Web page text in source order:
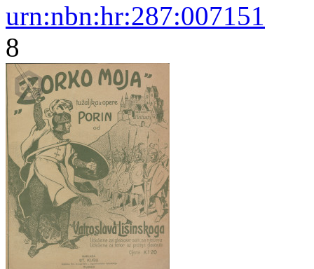
urn:nbn:hr:287:007151
8